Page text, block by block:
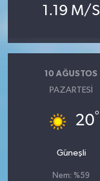
1.19 M/S
10 AĞUSTOS
PAZARTESI
20°
Güneşli
Nem: %59